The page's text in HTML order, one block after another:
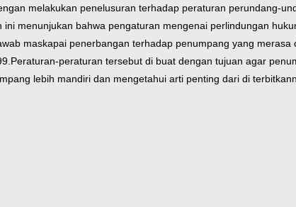
melakukan penelusuran terhadap peraturan perundang-
ini menunjukan bahwa pengaturan mengenai perlindungan
maskapai penerbangan terhadap penumpang yang merasa
Peraturan-peraturan tersebut di buat dengan tujuan agar
lebih mandiri dan mengetahui arti penting dari di